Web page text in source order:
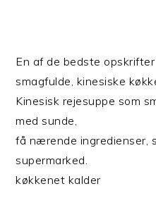
En af de bedste
smagfulde, kinesiske
Kinesisk rejesuppe som
med sunde,
få nærende ingredienser,
supermarked.
køkkenet kalder